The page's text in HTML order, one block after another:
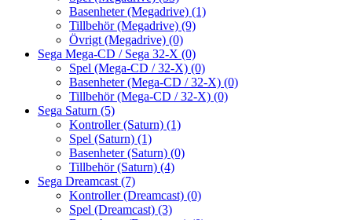
Basenheter (Megadrive) (1)
Tillbehör (Megadrive) (9)
Övrigt (Megadrive) (0)
Sega Mega-CD / Sega 32-X (0)
Spel (Mega-CD / 32-X) (0)
Basenheter (Mega-CD / 32-X) (0)
Tillbehör (Mega-CD / 32-X) (0)
Sega Saturn (5)
Kontroller (Saturn) (1)
Spel (Saturn) (1)
Basenheter (Saturn) (0)
Tillbehör (Saturn) (4)
Sega Dreamcast (7)
Kontroller (Dreamcast) (0)
Spel (Dreamcast) (3)